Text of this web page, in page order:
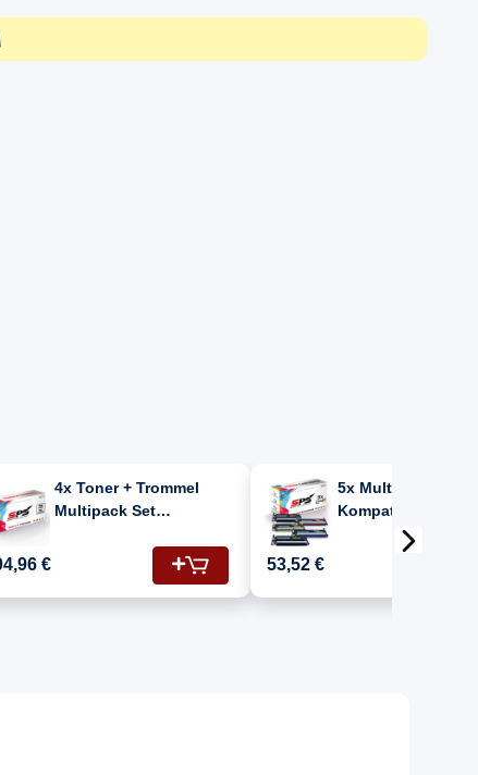
4x Toner + Trommel
Multipack Set
Samsung CLX 3175 N
(409 SU414A, CLT-
C409S, CLT-K409S, CLT-
€
5x Multipack Set
Kompatibel für
Samsung CLX
(CLT-C409S, CLT-
Toner
53,52 €